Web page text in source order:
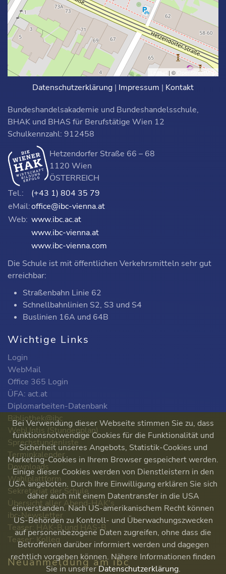
Leaflet | © OpenStreetMap
Datenschutzerklärung | Impressum | Kontakt
Bundeshandelsakademie und Bundeshandelsschule,
BHAK und BHAS für Berufstätige Wien 12
Schulkennzahl: 912458
Hetzendorfer Straße 66 – 68
1120 Wien
ÖSTERREICH
Tel.:
(+43 1) 804 35 79
eMail:office@ibc-vienna.at
Web: www.ibc.ac.at
www.ibc-vienna.at
www.ibc-vienna.com
Die Schule ist mit öffentlichen Verkehrsmitteln sehr gut
erreichbar:
Straßenbahn Linie 62
Schnellbahnlinien S2, S3 und S4
Buslinien 16A und 64B
Wichtige Links
Login
WebMail
Office 365 Login
ÜFA: act.at
Diplomarbeiten-Datenbank
Bibliothek@ibc
WebUntis (Stundenplan)
Sprechstundenliste
Terminkalender
Downloads
Wahlplattform
Sekretariat der Schule
Übersicht aller Abend-HAK's
ibc-Newsletter
Teaser: HAK-B und HAS-B
Teaser: Kolleg
Neuanmeldung am ibc
Bei Verwendung dieser Webseite stimmen Sie zu, dass
funktionsnotwendige Cookies für die Funktionalität und
Sicherheit unseres Angebots, Statistik-Cookies und
Marketing-Cookies in Ihrem Browser gespeichert werden.
Einige dieser Cookies werden von Dienstleistern in den
USA angeboten. Durch Ihre Einwilligung erklären Sie sich
daher auch mit einem Datentransfer in die USA
einverstanden. Nach US-amerikanischem Recht können
US-Behörden zu Kontroll- und Überwachungszwecken
auf personenbezogene Daten zugreifen, ohne dass die
Betroffenen darüber informiert werden und dagegen
rechtlich vorgehen können. Nähere Informationen finden
Sie in unsererDatenschutzerklärung.